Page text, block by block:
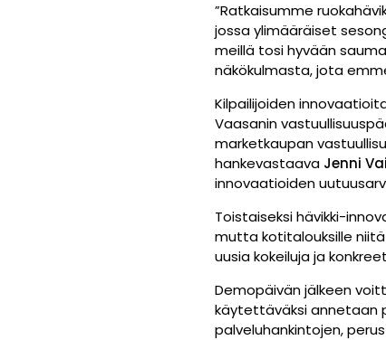
”Ratkaisumme
jossa ylimääräiset
meillä tosi hyvään
näkökulmasta, jota
Kilpailijoiden
Vaasanin
marketkaupan
hankevastaava Jenni
innovaatioiden
Toistaiseksi hävikki-
mutta kotitalouksille
uusia kokeiluja ja
Demopäivän jälkeen
käytettäväksi annetaan
palveluhankintojen,